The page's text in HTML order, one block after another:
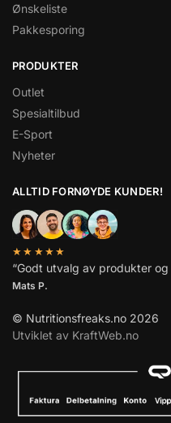
Ønskeliste
Pakkesporing
PRODUKTER
Outlet
Spesialtilbud
E-Sport
Nyheter
ALLTID FORNØYDE KUNDER!
★★★★★
“Godt utvalg av produkter
Mats P.
© Nutritionsfreaks.no 2026
Utviklet av KraftWeb.no